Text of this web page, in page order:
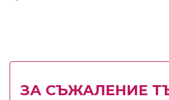
ЗА СЪЖАЛЕНИЕ